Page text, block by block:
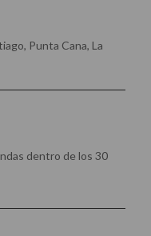
Punta Cana, La
dentro de los 30